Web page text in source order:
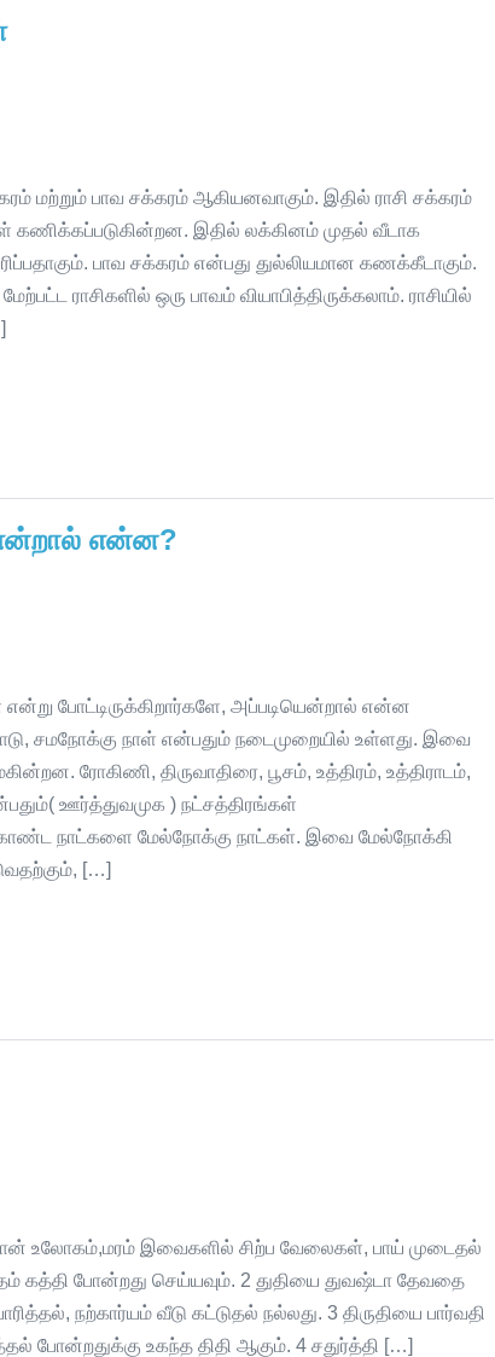
மற்றும் பாவ சக்கரம் ஆகியனவாகும். இதில் ராசி சக்கரம்
இதில் லக்கினம் முதல் வீடாக
பாவ சக்கரம் என்பது துல்லியமான கணக்கீடாகும்.
ராசிகளில் ஒரு பாவம் வியாபித்திருக்கலாம். ராசியில்
என்ன?
போட்டிருக்கிறார்களே, அப்படியென்றால் என்ன
சமநோக்கு நாள் என்பதும் நடைமுறையில் உள்ளது. இவை
ரோகிணி, திருவாதிரை, பூசம், உத்திரம், உத்திராடம்,
ஊர்த்துவமுக ) நட்சத்திரங்கள்
நாட்களை மேல்நோக்கு நாட்கள். இவை மேல்நோக்கி
[…]
உலோகம்,மரம் இவைகளில் சிற்ப வேலைகள், பாய் முடைதல்
கத்தி போன்றது செய்யவும். 2 துதியை துவஷ்டா தேவதை
நற்கார்யம் வீடு கட்டுதல் நல்லது. 3 திருதியை பார்வதி
போன்றதுக்கு உகந்த திதி ஆகும். 4 சதுர்த்தி […]